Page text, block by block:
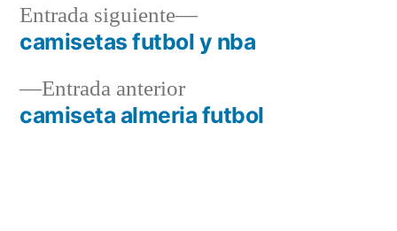
Navegación
deEntrada anteriorEntrada
anterior:
camiseta almeria futbol
Entrada siguiente
Entrada
siguiente:
camisetas futbol y nba